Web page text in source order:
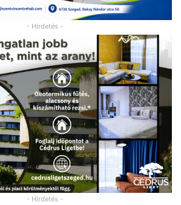
- Hirdetés -
- Hirdetés -